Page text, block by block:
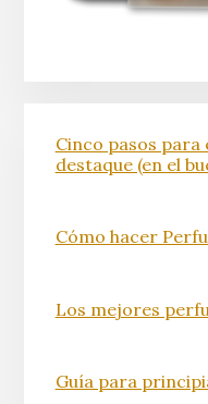
Cinco pasos
destaque (en el
Cómo hacer
Los mejores
Guía para